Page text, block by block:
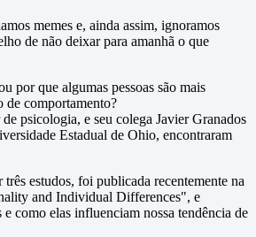
memes e, ainda assim, ignoramos
de não deixar para amanhã o que
por que algumas pessoas são mais
de comportamento?
psicologia, e seu colega Javier Granados
Estadual de Ohio, encontraram
estudos, foi publicada recentemente na
and Individual Differences", e
e como elas influenciam nossa tendência de